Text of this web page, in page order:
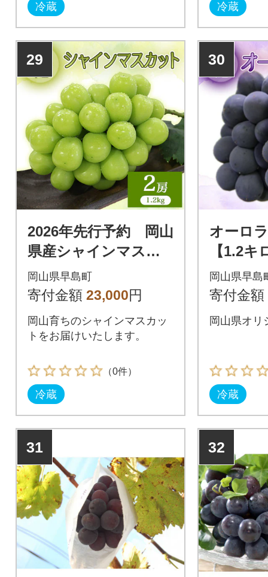
冷蔵 冷蔵
29
2026年先行予約 岡山
県産シャインマスカ
ット 2房(1.2キロ)
岡山県早島町
寄付金額 23,000円
岡山育ちのシャインマスカッ
トをお届けいたします。
（0件）
冷蔵
30
オーロ
【1.2キ
岡山県早島
寄付金額
岡山県オリ
冷蔵
31 32